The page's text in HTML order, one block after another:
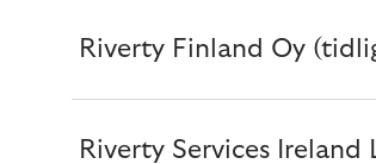
Riverty Finland Oy
Riverty Services